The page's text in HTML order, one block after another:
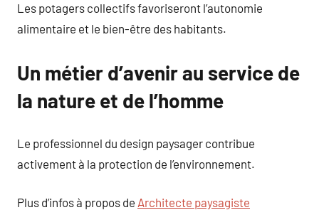
Les potagers collectifs favoriseront l’autonomie
alimentaire et le bien-être des habitants.
Un métier d’avenir au service de
la nature et de l’homme
Le professionnel du design paysager contribue
activement à la protection de l’environnement.
Plus d’infos à propos de Architecte paysagiste